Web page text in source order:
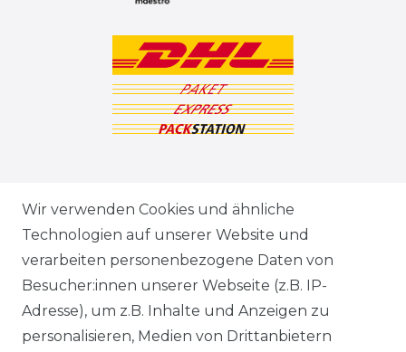
VERSANDARTEN & -KOSTEN
GEWERBETREIBENDE?
HILFE
Wir verwenden Cookies und ähnliche
Technologien auf unserer Website und
verarbeiten personenbezogene Daten von
Besucher:innen unserer Webseite (z.B. IP-
Adresse), um z.B. Inhalte und Anzeigen zu
personalisieren, Medien von Drittanbietern